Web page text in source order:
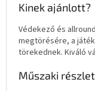
Kinek ajánlott?
Védekező és
megtörésére, a
törekednek. Kiváló
Műszaki